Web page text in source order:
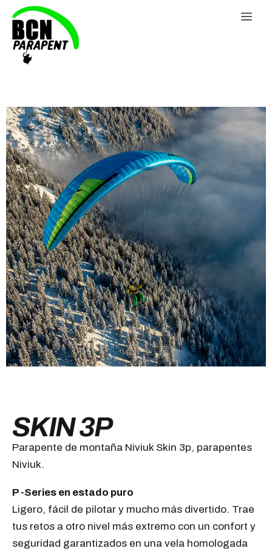
SKIN 3P
Parapente de montaña Niviuk Skin 3p, parapentes
Niviuk.
P -Series en estado puro
Ligero, fácil de pilotar y mucho más divertido. Trae
tus retos a otro nivel más extremo con un confort y
seguridad garantizados en una vela homologada